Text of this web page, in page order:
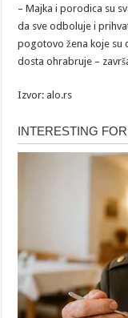
– Majka i porodica su
da sve odboluje i
pogotovo žena koje su
dosta ohrabruje –
Izvor: alo.rs